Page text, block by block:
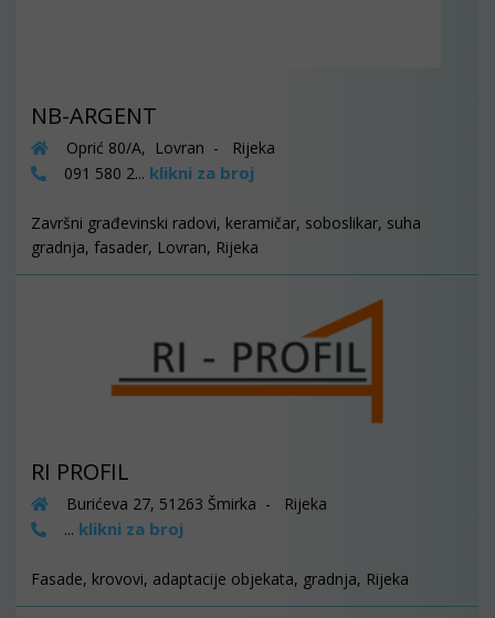
NB-ARGENT
Oprić 80/A, Lovran - Rijeka
091 580 2... klikni za broj
Završni građevinski radovi, keramičar, soboslikar, suha
gradnja, fasader, Lovran, Rijeka
RI PROFIL
Burićeva 27, 51263 Šmirka - Rijeka
... klikni za broj
Fasade, krovovi, adaptacije objekata, gradnja, Rijeka